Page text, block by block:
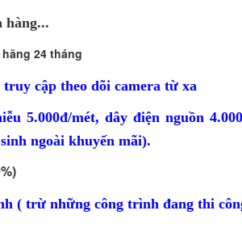
hàng...
24 tháng
cập theo dõi camera từ xa
5.000đ/mét, dây điện nguồn
ngoài khuyến mãi).
( trừ những công trình đang thi